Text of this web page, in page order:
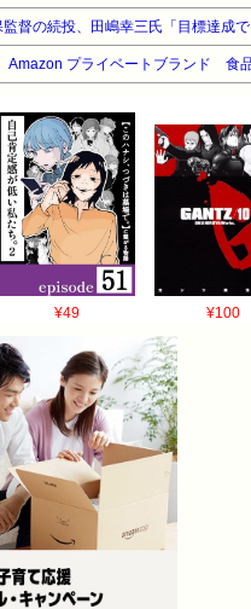
監督の続投、田嶋幸三氏「目標達成
Amazon プライベートブランド 食
¥49 ¥100